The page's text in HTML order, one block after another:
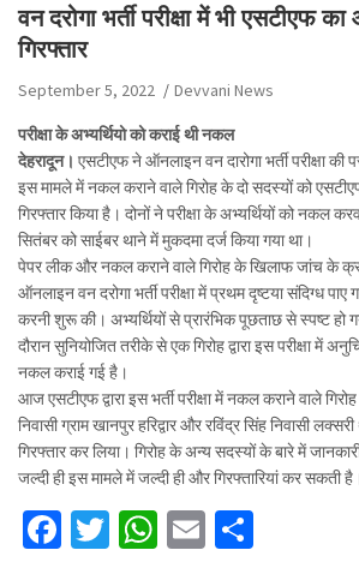
वन दरोगा भर्ती परीक्षा में भी एसटीएफ
गिरफ्तार
September 5, 2022 Devvani News
परीक्षा के अभ्यर्थियो को कराई थी नकल
देहरादून। एसटीएफ ने ऑनलाइन वन दारोगा भर्ती परीक्षा
इस मामले में नकल कराने वाले गिरोह के दो सदस्यों को
गिरफ्तार किया है। दोनों ने परीक्षा के अभ्यर्थियों को नकल
सितंबर को साईबर थाने में मुकदमा दर्ज किया गया था।
पेपर लीक और नकल कराने वाले गिरोह के खिलाफ जांच के
ऑनलाइन वन दरोगा भर्ती परीक्षा में प्रथम दृष्टया संदिग्ध
करनी शुरू की। अभ्यर्थियों से प्रारंभिक पूछताछ से स्पष्ट हो
दौरान सुनियोजित तरीके से एक गिरोह द्वारा इस परीक्षा में
नकल कराई गई है।
आज एसटीएफ द्वारा इस भर्ती परीक्षा में नकल कराने वाले
निवासी ग्राम खानपुर हरिद्वार और रविंद्र सिंह निवासी लक्सरी
गिरफ्तार कर लिया। गिरोह के अन्य सदस्यों के बारे में
जल्दी ही इस मामले में जल्दी ही और गिरफ्तारियां कर सकती है।
F
T
W E